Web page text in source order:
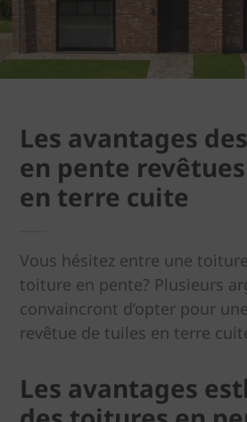
Les avantages
en pente
en terre cuite
Vous hésitez entre une
toiture en pente? Plusieurs
convaincront d’opter pour
revêtue de tuiles en terre
Les avantages